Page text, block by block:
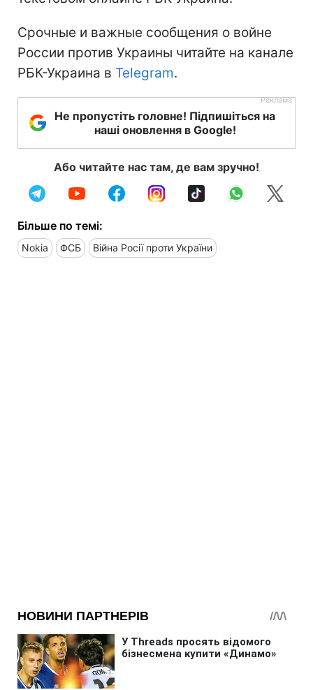
Срочные и важные сообщения о войне
России против Украины читайте на канале
РБК-Украина в Telegram.
Не пропустіть головне! Підпишіться на
наші оновлення в Google!
Або читайте нас там, де вам зручно!
Більше по темі:
Nokia ФСБ Війна Росії проти України